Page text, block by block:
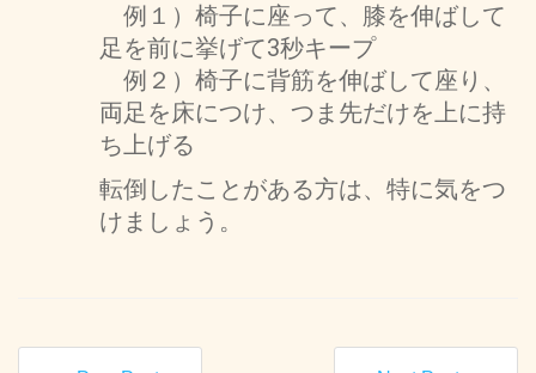
例１）椅子に座って、膝を伸ばして
足を前に挙げて3秒キープ
例２）椅子に背筋を伸ばして座り、
両足を床につけ、つま先だけを上に持
ち上げる
転倒したことがある方は、特に気をつ
けましょう。